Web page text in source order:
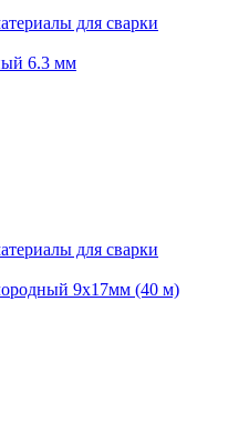
6.3 мм
9х17мм (40 м)